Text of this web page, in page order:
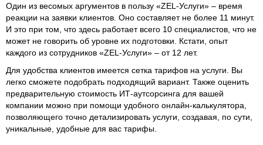
Один из весомых аргументов в пользу «ZEL-Услуги» – время
реакции на заявки клиентов. Оно составляет не более 11 минут.
И это при том, что здесь работает всего 10 специалистов, что не
может не говорить об уровне их подготовки. Кстати, опыт
каждого из сотрудников «ZEL-Услуги» – от 12 лет.
Для удобства клиентов имеется сетка тарифов на услуги. Вы
легко сможете подобрать подходящий вариант. Также оценить
предварительную стоимость ИТ-аутсорсинга для вашей
компании можно при помощи удобного онлайн-калькулятора,
позволяющего точно детализировать услуги, создавая, по сути,
уникальные, удобные для вас тарифы.